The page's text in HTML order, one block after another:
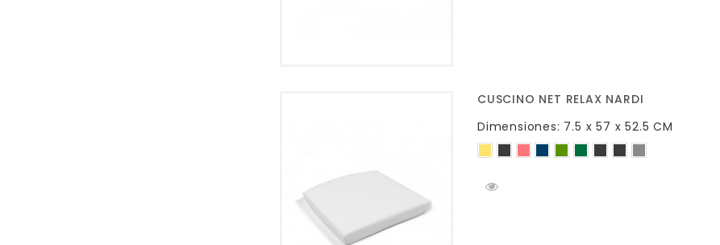
CUSCINO NET RELAX NARDI
Dimensiones: 7.5 x 57 x 52.5 CM